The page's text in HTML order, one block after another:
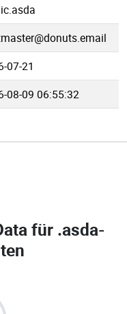
07-21
08-09 06:55:32
für .asda-